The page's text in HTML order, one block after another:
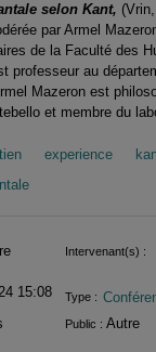
selon Kant,
par Armel
de la Faculté des
professeur au
Mazeron est
et membre du
experience
Intervenant(s) :
15:08 Type :
Public : Autre